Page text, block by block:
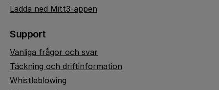
Ladda ned Mitt3-appen
Support
Vanliga frågor och svar
Täckning och driftinformation
Whistleblowing